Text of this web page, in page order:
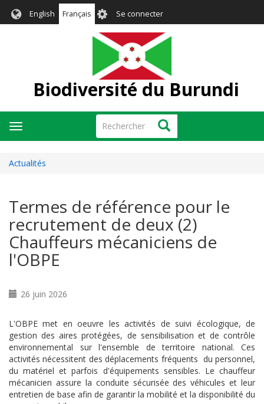
English Français User
account
menu
Se connecter
Biodiversité du Burundi
Rechercher Rechercher
Toggle
navigation
Actualités
Termes de référence pour le
recrutement de deux (2)
Chauffeurs mécaniciens de
l'OBPE
26 juin 2026
L'OBPE met en oeuvre les activités de suivi écologique, de
gestion des aires protégées, de sensibilisation et de contrôle
environnemental sur l'ensemble de territoire national. Ces
activités nécessitent des déplacements fréquents du personnel,
du matériel et parfois d'équipements sensibles. Le chauffeur
mécanicien assure la conduite sécurisée des véhicules et leur
entretien de base afin de garantir la mobilité et la disponibilité du